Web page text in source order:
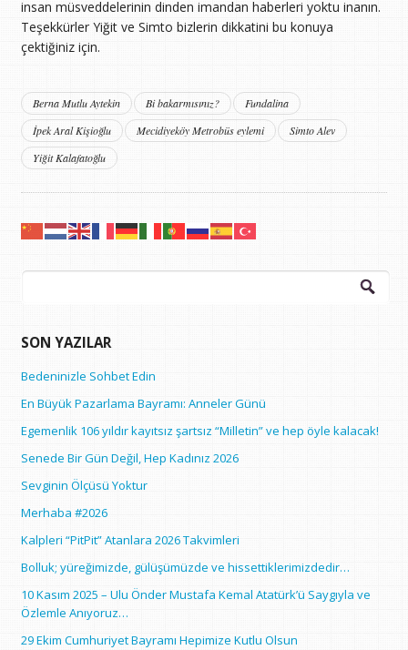
insan müsveddelerinin dinden imandan haberleri yoktu inanın.
Teşekkürler Yiğit ve Simto bizlerin dikkatini bu konuya
çektiğiniz için.
Berna Mutlu Aytekin Bi bakarmısınız?
Fundalina
İpek Aral Kişioğlu
Mecidiyeköy Metrobüs eylemi
Simto Alev
Yiğit Kalafatoğlu
Arama:
SON YAZILAR
Bedeninizle Sohbet Edin
En Büyük Pazarlama Bayramı: Anneler Günü
Egemenlik 106 yıldır kayıtsız şartsız “Milletin” ve hep öyle kalacak!
Senede Bir Gün Değil, Hep Kadınız 2026
Sevginin Ölçüsü Yoktur
Merhaba #2026
Kalpleri “PitPit” Atanlara 2026 Takvimleri
Bolluk; yüreğimizde, gülüşümüzde ve hissettiklerimizdedir…
10 Kasım 2025 – Ulu Önder Mustafa Kemal Atatürk’ü Saygıyla ve
Özlemle Anıyoruz…
29 Ekim Cumhuriyet Bayramı Hepimize Kutlu Olsun